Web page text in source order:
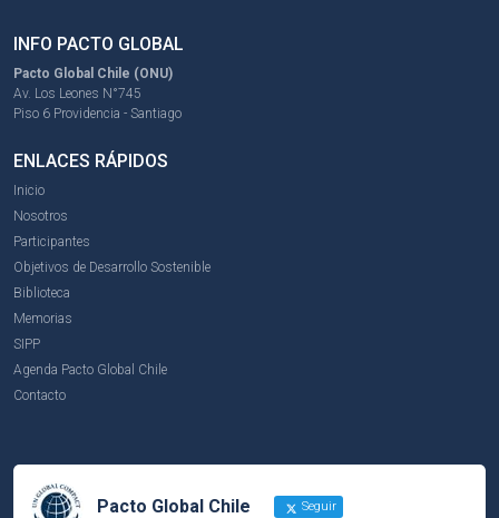
INFO PACTO GLOBAL
Pacto Global Chile (ONU)
Av. Los Leones N°745
Piso 6 Providencia - Santiago
ENLACES RÁPIDOS
Inicio
Nosotros
Participantes
Objetivos de Desarrollo Sostenible
Biblioteca
Memorias
SIPP
Agenda Pacto Global Chile
Contacto
Pacto Global Chile Seguir